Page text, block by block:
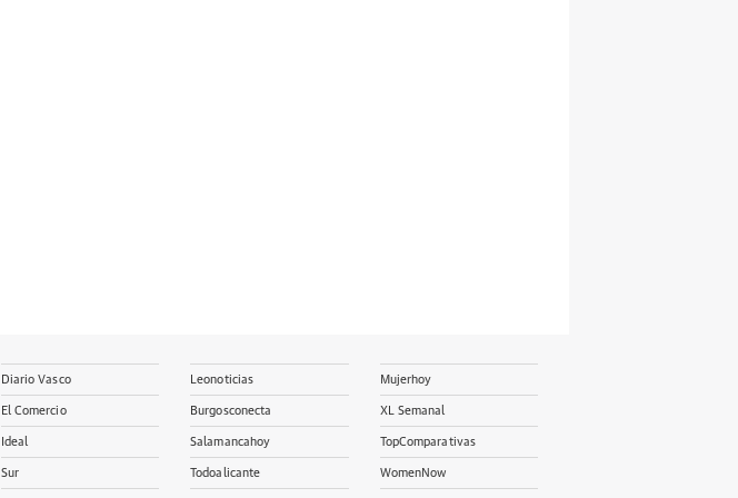
Diario Vasco
El Comercio
Ideal
Sur
Leonoticias
Burgosconecta
Salamancahoy
Todoalicante
Mujerhoy
XL Semanal
TopComparativas
WomenNow